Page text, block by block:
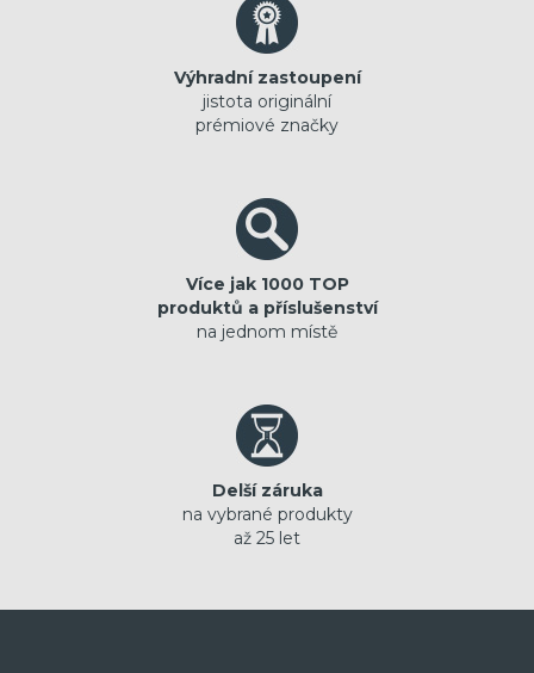
Výhradní zastoupení
jistota originální
prémiové značky
Více jak 1000 TOP
produktů a příslušenství
na jednom místě
Delší záruka
na vybrané produkty
až 25 let